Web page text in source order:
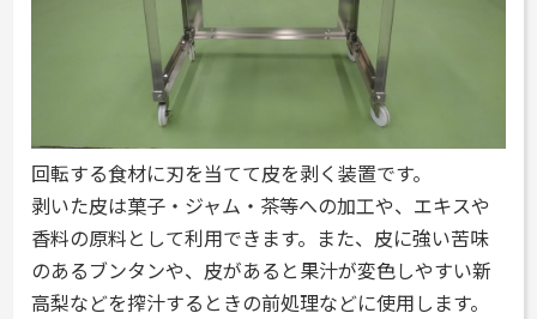
回転する食材に刃を当てて皮を剥く装置です。
剥いた皮は菓子・ジャム・茶等への加工や、エキスや
香料の原料として利用できます。また、皮に強い苦味
のあるブンタンや、皮があると果汁が変色しやすい新
高梨などを搾汁するときの前処理などに使用します。